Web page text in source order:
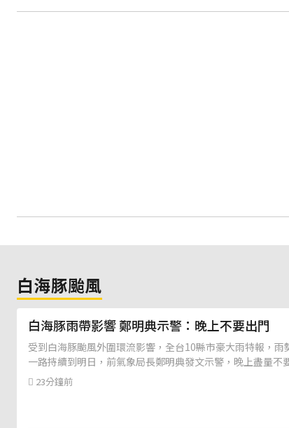
白海豚颱風
白海豚雨帶影響 鄭明典示警：晚上不要出門
受到白海豚颱風外圍環流影響，全台10縣市豪大雨特報，雨
一路持續到明日，前氣象局長鄭明典發文示警，晚上盡量不
23分鐘前